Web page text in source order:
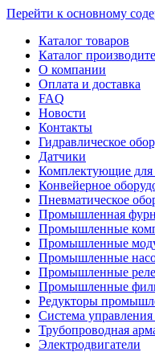
Перейти к основному
Каталог товаров
Каталог
О компании
Оплата и доставка
FAQ
Новости
Контакты
Гидравлическое
Датчики
Комплектующие для
Конвейерное
Пневматическое
Промышленная
Промышленные
Промышленные
Промышленные
Промышленные реле
Промышленные
Редукторы
Система
Трубопроводная
Электродвигатели